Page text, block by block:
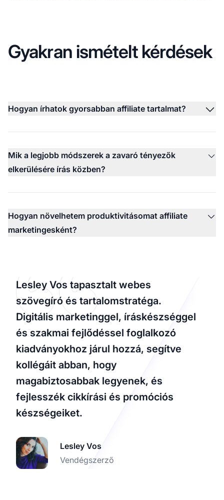
Gyakran ismételt kérdések
Hogyan írhatok gyorsabban affiliate tartalmat?
Mik a legjobb módszerek a zavaró tényezők
elkerülésére írás közben?
Hogyan növelhetem produktivitásomat affiliate
marketingesként?
Lesley Vos tapasztalt webes
szövegíró és tartalomstratéga.
Digitális marketinggel, íráskészséggel
és szakmai fejlődéssel foglalkozó
kiadványokhoz járul hozzá, segítve
kollégáit abban, hogy
magabiztosabbak legyenek, és
fejlesszék cikkírási és promóciós
készségeiket.
Lesley Vos
Vendégszerző